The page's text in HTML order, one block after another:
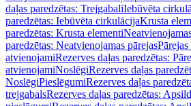
daļas paredzētas: TrejgabaliIebūvēta
paredzētas: Iebūvēta cirkulācijaKrusta
paredzētas: Krusta elementi
paredzētas: Neatvienojamas pārejas
atvienojamiRezerves daļas paredzētas:
atvienojamiNoslēgiRezerves daļas
NoslēgiPieslēgumiRezerves daļas
trejgabalsRezerves daļas paredzētas: